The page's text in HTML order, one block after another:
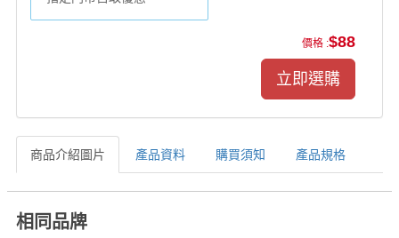
價格 :$88
商品介紹圖片 產品資料 購買須知 產品規格
相同品牌